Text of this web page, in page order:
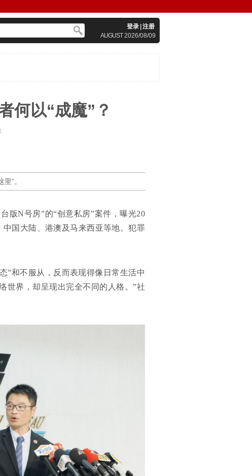
登录 注册
AUGUST2026/08/09
何以“成魔”？
”。
版N号房”的“创意私房”案件，曝光20
国大陆、港澳及马来西亚等地。犯罪
”和不服从，反而表现得像日常生活中
世界，却呈现出完全不同的人格。”社